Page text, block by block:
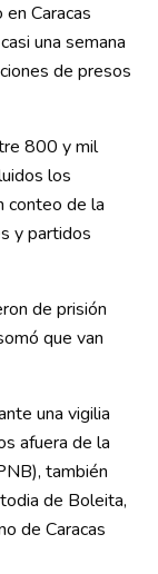
Caracas
una semana
de presos
800 y mil
los
conteo de la
y partidos
de prisión
que van
una vigilia
afuera de la
también
de Boleita,
de Caracas